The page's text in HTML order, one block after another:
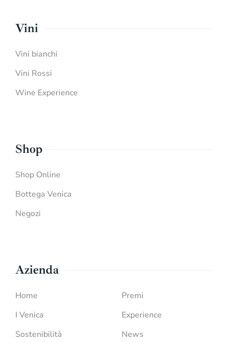
Vini
Vini bianchi
Vini Rossi
Wine Experience
Shop
Shop Online
Bottega Venica
Negozi
Azienda
Home
I Venica
Sostenibilità
Premi
Experience
News